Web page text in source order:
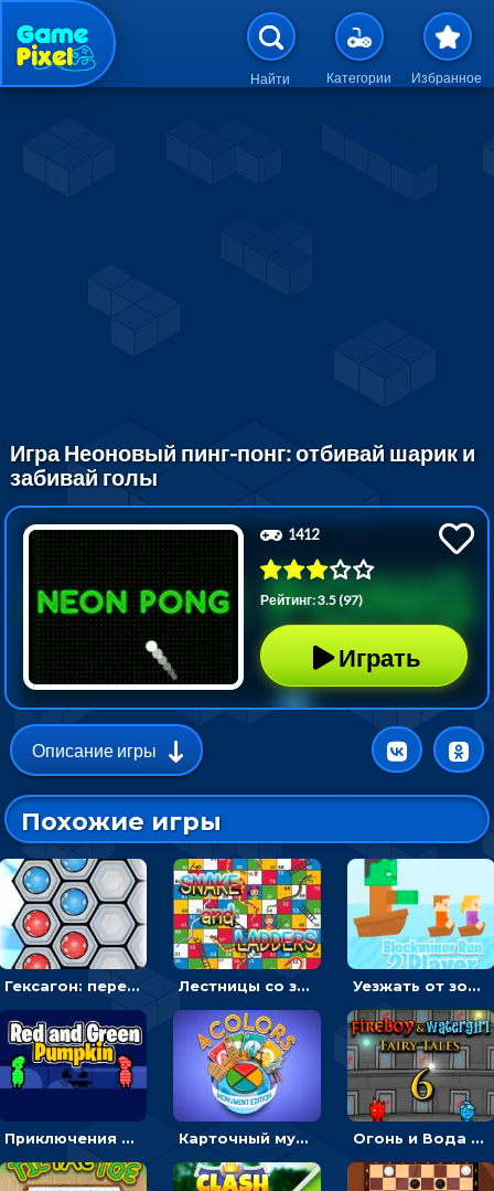
Перейти к основному
Найти Категории Избранное
Игра Неоновый пинг-понг: отбивай шарик и
забивай голы
1412
Рейтинг: 3.5 (97)
Играть
Описание игры
Похожие игры
Гексагон: переставлять синие шарики, чтобы перекрашивать красные - головоломка Лестницы со змеями: бросать кубик и подниматься вверх - на двоих Уезжать от зомби и собирать камни - гиперказуалка на двоих
Приключения Красного и Зеленого: собирать кристаллы или искать ключи от выхода - на двоих Карточный мультиплеер Четыре цвета: сбрасывать карты того же цвета или достоинства Огонь и Вода 6: вести девочку и мальчика к выходу или собирать цветные кристаллы